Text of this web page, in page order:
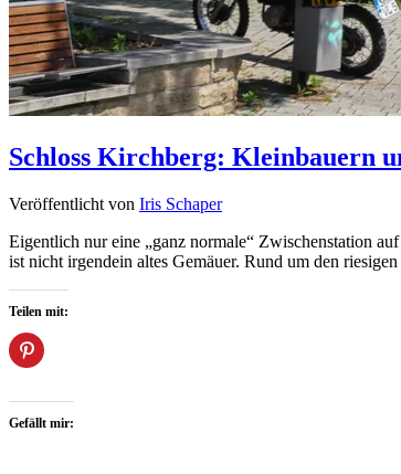
Schloss Kirchberg: Kleinbauern
Veröffentlicht von Iris Schaper
Eigentlich nur eine „ganz normale“ Zwischenstation
ist nicht irgendein altes Gemäuer. Rund um den
Teilen mit:
Gefällt mir: